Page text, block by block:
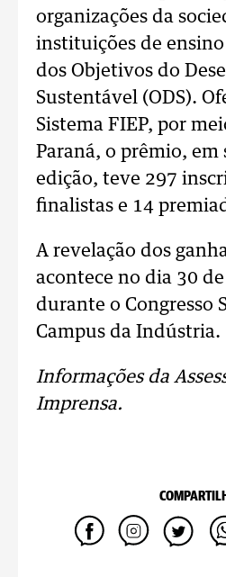
organizações da
instituições de ensino
dos Objetivos do
Sustentável (ODS).
Sistema FIEP, por
Paraná, o prêmio,
edição, teve 297
finalistas e 14
A revelação dos
acontece no dia 30
durante o Congresso
Campus da Indústria.
Informações da
Imprensa.